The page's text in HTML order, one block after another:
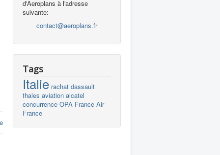
d'Aeroplans à l'adresse
suivante:
contact@aeroplans.fr
Tags
Italie rachat dassault
thales aviation alcatel
concurrence OPA France Air
France